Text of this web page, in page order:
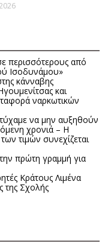
περισσότερους από
Ισοδυνάμου»
κάνναβης
και
ναρκωτικών
να μην αυξηθούν
χρονιά – Η
τιμών συνεχίζεται
πρώτη γραμμή για
Κράτους Λιμένα
της Σχολής